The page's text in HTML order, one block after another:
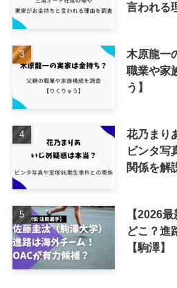
言われる
木原龍一
職業や家
う】
花乃まり
ビンタ写
関係を解
【2026
どこ？進
【駒澤】